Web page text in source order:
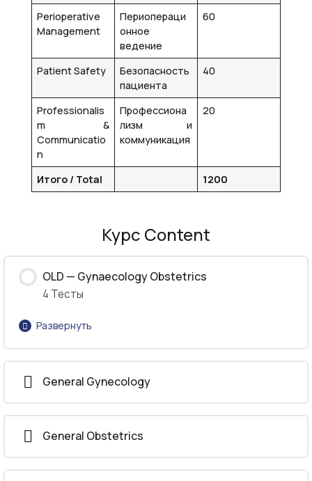
Perioperative
Management
Периопераци
онное
ведение
60
Patient Safety
Безопасность
пациента
40
Professionalis
m &
Communicatio
n
Профессиона
лизм и
коммуникация
20
Итого / Total 1200
Курс Content
OLD — Gynaecology Obstetrics
4 Тесты
Развернуть
Урок Content
Obstetric Practice
Gynaecology
General Gynecology
General Obstetrics